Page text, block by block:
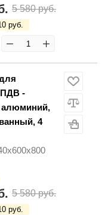
5 580 руб.
руб.
ПДВ -
алюминий,
4
5 580 руб.
руб.